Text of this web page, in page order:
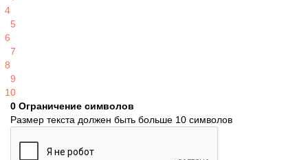
4
5
6
7
8
9
10
0 Ограничение символов
Размер текста должен быть больше 10 символов